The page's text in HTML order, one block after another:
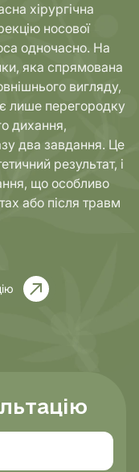
хірургічна
носової
одночасно. На
яка спрямована
вигляду,
лише перегородку
дихання,
два завдання. Це
результат, і
що особливо
або після травм